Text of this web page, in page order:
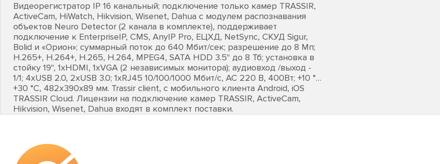
Видеорегистратор IP 16 канальный; подключение только камер TRASSIR,
ActiveCam, HiWatch, Hikvision, Wisenet, Dahua с модулем распознавания
объектов Neuro Detector (2 канала в комплекте), поддерживает
подключение к EnterpriseIP, CMS, AnyIP Pro, ЕЦХД, NetSync, СКУД Sigur,
Bolid и «Орион»; суммарный поток до 640 Мбит/сек; разрешение до 8 Мп;
H.265+, Н.264+, H.265, Н.264, MPEG4, SATA HDD 3.5" до 8 Тб; установка в
стойку 19", 1хHDMI, 1хVGA (2 независимых монитора); аудиовход /выход -
1/1; 4хUSB 2.0, 2хUSB 3.0; 1хRJ45 10/100/1000 Мбит/с, AC 220 В, 400Вт; +10 °…
+30 °C, 482х390х89 мм. Trassir client, с мобильного клиента Android, iOS
TRASSIR Cloud. Лицензии на подключение камер TRASSIR, ActiveCam,
Hikvision, Wisenet, Dahua входят в комплект поставки.